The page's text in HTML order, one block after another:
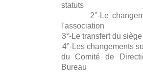
statuts
2°-Le changement
l'association
3°-Le transfert du siège
4°-Les changements
du Comité de
Bureau